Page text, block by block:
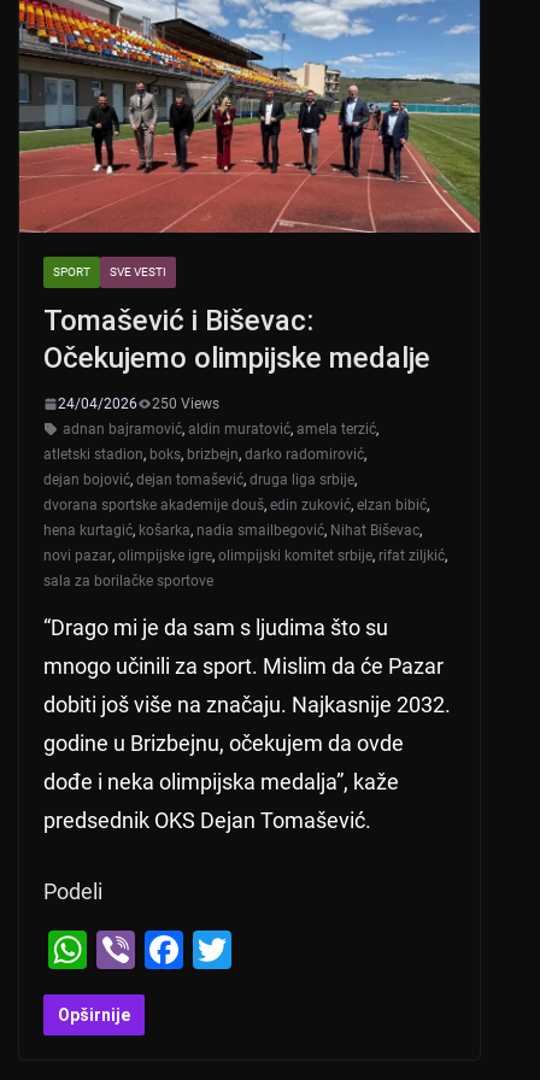
SPORT SVE VESTI
Tomašević i Biševac:
Očekujemo olimpijske medalje
24/04/2026
250 Views
adnan bajramović, aldin muratović, amela terzić,
atletski stadion, boks, brizbejn, darko radomirović,
dejan bojović, dejan tomašević, druga liga srbije,
dvorana sportske akademije douš, edin zuković, elzan bibić,
hena kurtagić, košarka, nadia smailbegović, Nihat Biševac,
novi pazar, olimpijske igre, olimpijski komitet srbije, rifat ziljkić,
sala za borilačke sportove
“Drago mi je da sam s ljudima što su
mnogo učinili za sport. Mislim da će Pazar
dobiti još više na značaju. Najkasnije 2032.
godine u Brizbejnu, očekujem da ovde
dođe i neka olimpijska medalja”, kaže
predsednik OKS Dejan Tomašević.
Podeli
W
h
at
Vi
b
er
F
Opširnije